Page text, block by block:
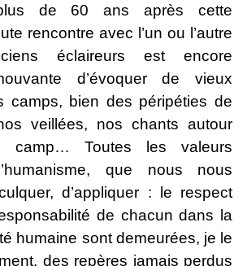
plus de 60 ans après cette
rencontre avec l’un ou l’autre
éclaireurs est encore
d’évoquer de vieux
camps, bien des péripéties de
veillées, nos chants autour
camp… Toutes les valeurs
que nous nous
d’appliquer : le respect
de chacun dans la
humaine sont demeurées, je le
des repères jamais perdus